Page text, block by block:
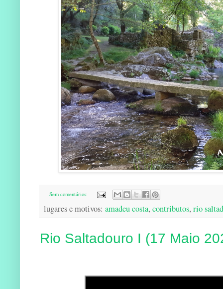
Sem comentários:
lugares e motivos: amadeu costa, contributos, rio
Rio Saltadouro I (17 Maio